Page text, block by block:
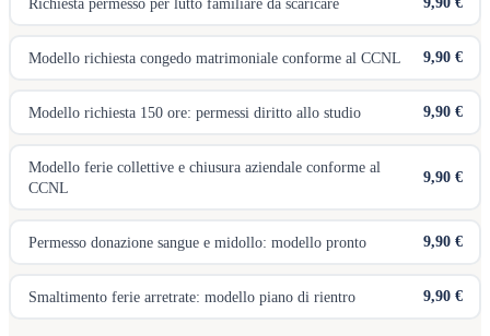
Richiesta permesso per lutto familiare da scaricare
Modello richiesta congedo matrimoniale conforme al CCNL 9,90 €
Modello richiesta 150 ore: permessi diritto allo studio 9,90 €
Modello ferie collettive e chiusura aziendale conforme al
CCNL
9,90 €
Permesso donazione sangue e midollo: modello pronto 9,90 €
Smaltimento ferie arretrate: modello piano di rientro 9,90 €